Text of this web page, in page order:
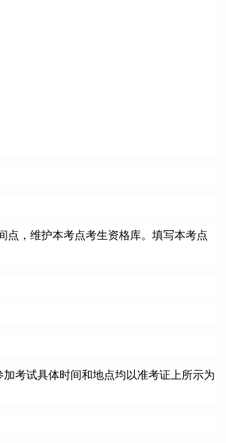
点，维护本考点考生资格库。填写本考点
考试具体时间和地点均以准考证上所示为